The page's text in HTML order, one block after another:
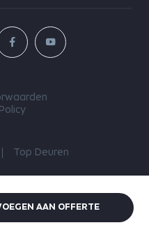
AAN OFFERTE
Top Deuren